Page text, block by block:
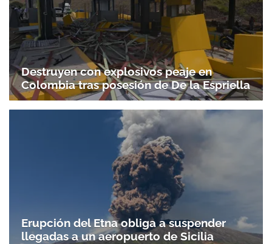
Destruyen con explosivos peaje en
Colombia tras posesión de De la Espriella
Erupción del Etna obliga a suspender
llegadas a un aeropuerto de Sicilia